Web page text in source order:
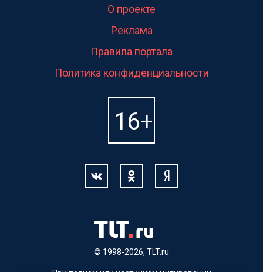
© 1998-2026, TLT.ru
О проекте
Реклама
Правила портала
Политика конфиденциальности